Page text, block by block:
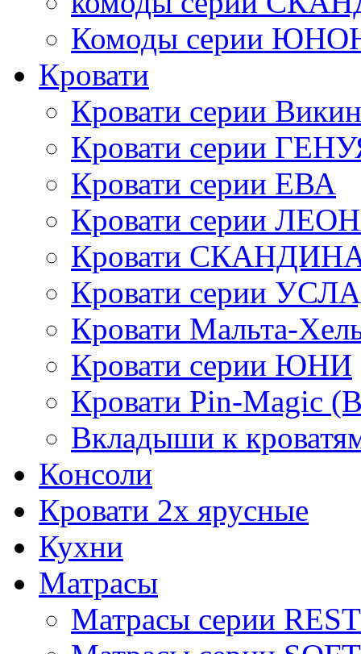
Комоды серии
Кровати
Кровати серии
Кровати серии
Кровати серии ЕВА
Кровати серии
Кровати
Кровати серии
Кровати Мальта-
Кровати серии ЮНИ
Кровати Pin-Magic
Вкладыши к
Консоли
Кровати 2х ярусные
Кухни
Матрасы
Матрасы серии REST